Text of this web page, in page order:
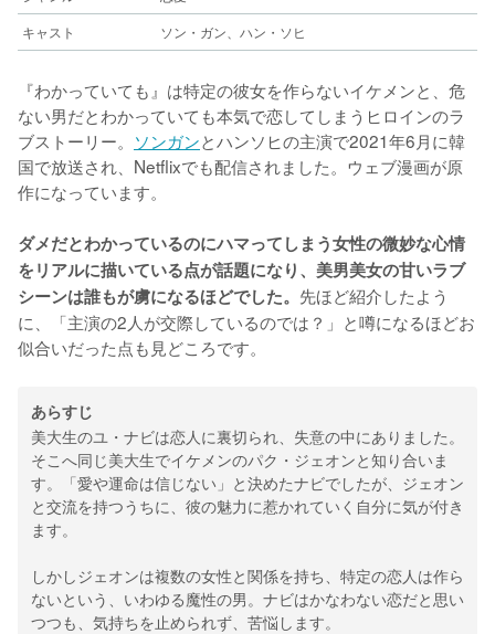
キャスト
ソン・ガン、ハン・ソヒ
『わかっていても』は特定の彼女を作らないイケメンと、危
ない男だとわかっていても本気で恋してしまうヒロインのラ
ブストーリー。 ソンガンとハンソヒの主演で2021年6月に韓
国で放送され、Netflixでも配信されました。ウェブ漫画が原
作になっています。
ダメだとわかっているのにハマってしまう女性の微妙な心情
をリアルに描いている点が話題になり、美男美女の甘いラブ
シーンは誰もが虜になるほどでした。 先ほど紹介したよう
に、「主演の2人が交際しているのでは？」と噂になるほどお
似合いだった点も見どころです。
あらすじ
美大生のユ・ナビは恋人に裏切られ、失意の中にありました。
そこへ同じ美大生でイケメンのパク・ジェオンと知り合いま
す。「愛や運命は信じない」と決めたナビでしたが、ジェオン
と交流を持つうちに、彼の魅力に惹かれていく自分に気が付き
ます。
しかしジェオンは複数の女性と関係を持ち、特定の恋人は作ら
ないという、いわゆる魔性の男。ナビはかなわない恋だと思い
つつも、気持ちを止められず、苦悩します。